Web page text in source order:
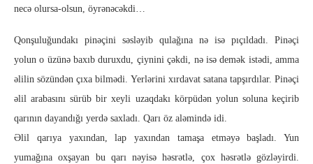
necə olursa-olsun, öyrənəcəkdi…
Qonşuluğundakı pinəçini səsləyib qulağına nə isə pıçıldadı. Pinəçi
yolun o üzünə baxıb duruxdu, çiynini çəkdi, nə isə demək istədi, amma
əlilin sözündən çıxa bilmədi. Yerlərini xırdavat satana tapşırdılar. Pinəçi
əlil arabasını sürüb bir xeyli uzaqdakı körpüdən yolun soluna keçirib
qarının dayandığı yerdə saxladı. Qarı öz aləmində idi.
Əlil qarıya yaxından, lap yaxından tamaşa etməyə başladı. Yun
yumağına oxşayan bu qarı nəyisə həsrətlə, çox həsrətlə gözləyirdi.